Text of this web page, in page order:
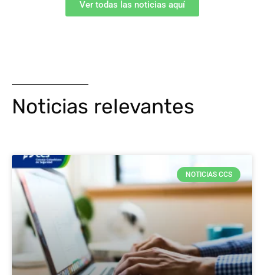
Ver todas las noticias aquí
Noticias relevantes
NOTICIAS CCS